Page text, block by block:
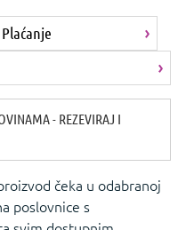
Plaćanje
- REZEVIRAJ I
čeka u odabranoj
poslovnice s